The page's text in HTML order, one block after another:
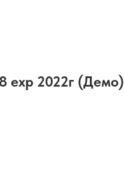
exp 2022г (Демо)